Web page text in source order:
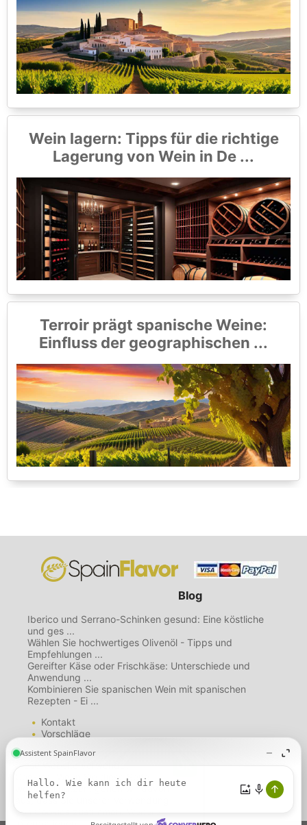
Wein lagern: Tipps für die richtige
Lagerung von Wein in De ...
Terroir prägt spanische Weine:
Einfluss der geographischen ...
Blog
Iberico und Serrano-Schinken gesund: Eine köstliche
und ges ...
Wählen Sie hochwertiges Olivenöl - Tipps und
Empfehlungen ...
Gereifter Käse oder Frischkäse: Unterschiede und
Anwendung ...
Kombinieren Sie spanischen Wein mit spanischen
Rezepten - Ei ...
Kontakt
Vorschläge
Über uns
Datenschutzbestimmungen
Cookie-Richtlinie
Cookies. Wenn Sie diese Seite
weiterhin nutzen, gehen wir davon
aus, dass Sie unserer Verwendung